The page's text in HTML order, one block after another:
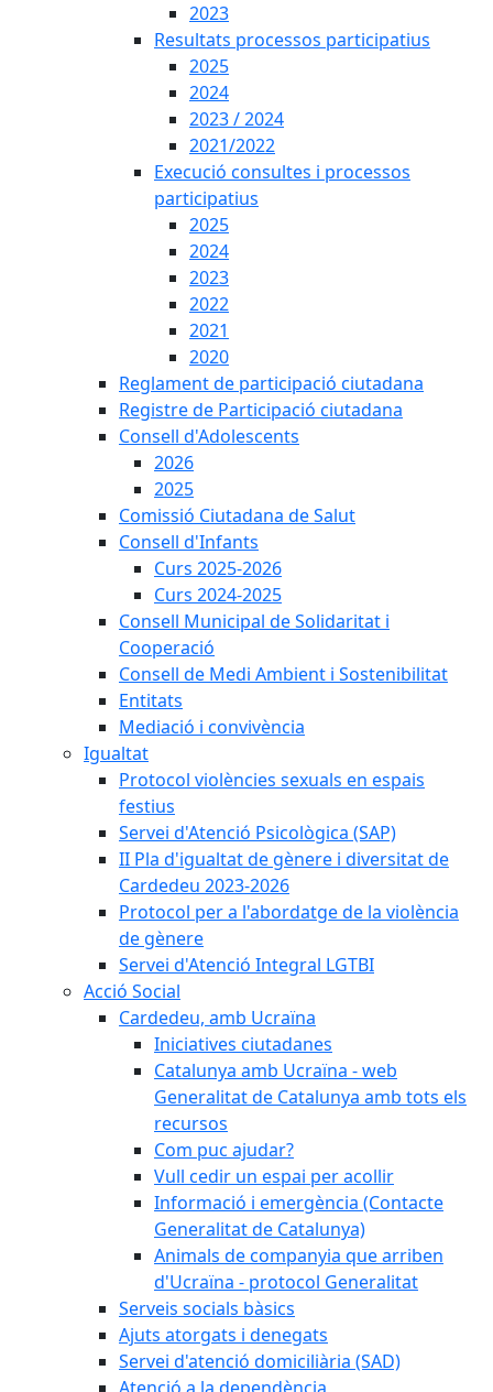
2023
Resultats processos participatius
2025
2024
2023 / 2024
2021/2022
Execució consultes i processos
participatius
2025
2024
2023
2022
2021
2020
Reglament de participació ciutadana
Registre de Participació ciutadana
Consell d'Adolescents
2026
2025
Comissió Ciutadana de Salut
Consell d'Infants
Curs 2025-2026
Curs 2024-2025
Consell Municipal de Solidaritat i
Cooperació
Consell de Medi Ambient i Sostenibilitat
Entitats
Mediació i convivència
Igualtat
Protocol violències sexuals en espais
festius
Servei d'Atenció Psicològica (SAP)
II Pla d'igualtat de gènere i diversitat de
Cardedeu 2023-2026
Protocol per a l'abordatge de la violència
de gènere
Servei d'Atenció Integral LGTBI
Acció Social
Cardedeu, amb Ucraïna
Iniciatives ciutadanes
Catalunya amb Ucraïna - web
Generalitat de Catalunya amb tots els
recursos
Com puc ajudar?
Vull cedir un espai per acollir
Informació i emergència (Contacte
Generalitat de Catalunya)
Animals de companyia que arriben
d'Ucraïna - protocol Generalitat
Serveis socials bàsics
Ajuts atorgats i denegats
Servei d'atenció domiciliària (SAD)